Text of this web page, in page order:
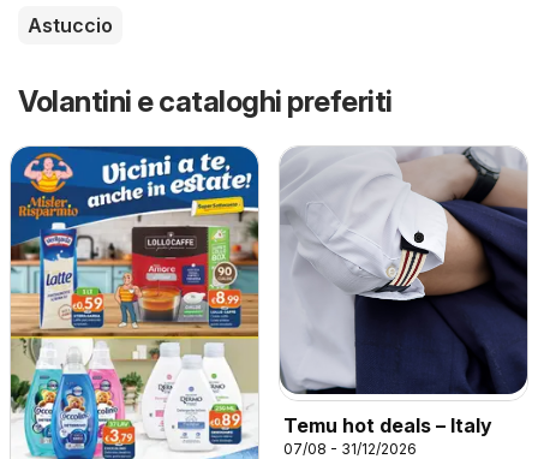
Astuccio
Volantini e cataloghi preferiti
Temu hot deals – Italy
07/08 - 31/12/2026